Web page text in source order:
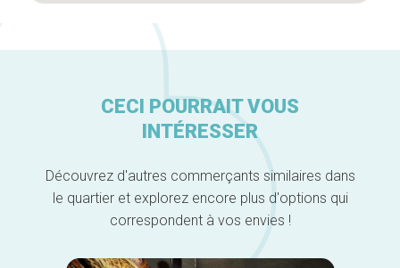
CECI POURRAIT VOUS
INTÉRESSER
Découvrez d'autres commerçants similaires dans
le quartier et explorez encore plus d'options qui
correspondent à vos envies !